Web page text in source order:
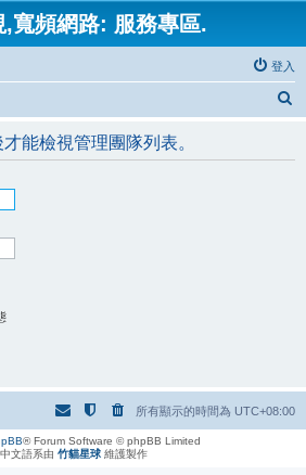
,寬頻網路: 服務專區.
登入
能檢視管理團隊列表。
所有顯示的時間為 UTC+08:00
® Forum Software © phpBB Limited
文語系由 竹貓星球 維護製作